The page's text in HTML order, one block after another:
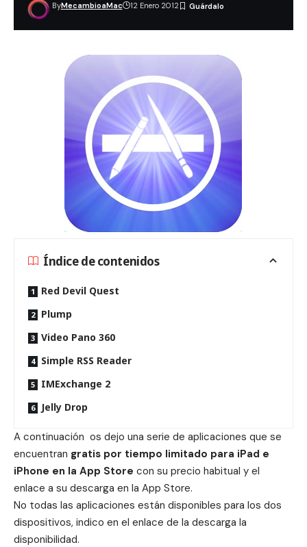
ByMecambioaMac 12 Enero 2012
Índice de contenidos
Red Devil Quest
Plump
Video Pano 360
Simple RSS Reader
IMExchange 2
Jelly Drop
A continuación os dejo una serie de aplicaciones que se
encuentran gratis por tiempo limitado para iPad e
iPhone en la App Store con su precio habitual y el
enlace a su descarga en la App Store.
No todas las aplicaciones están disponibles para los dos
dispositivos, indico en el enlace de la descarga la
disponibilidad.